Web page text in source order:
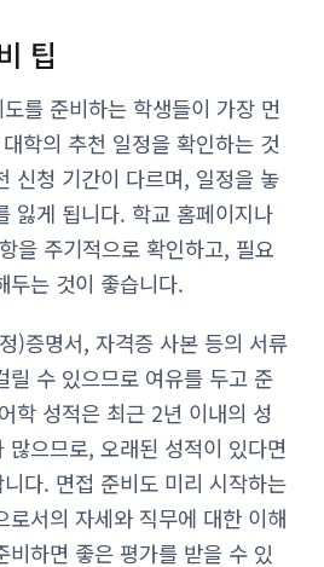
팁
를 준비하는 학생들이 가장 먼
학의 추천 일정을 확인하는 것
신청 기간이 다르며, 일정을 놓
잃게 됩니다. 학교 홈페이지나
을 주기적으로 확인하고, 필요
두는 것이 좋습니다.
)증명서, 자격증 사본 등의 서류
릴 수 있으므로 여유를 두고 준
학 성적은 최근 2년 이내의 성
많으므로, 오래된 성적이 있다면
다. 면접 준비도 미리 시작하는
로서의 자세와 직무에 대한 이해
비하면 좋은 평가를 받을 수 있